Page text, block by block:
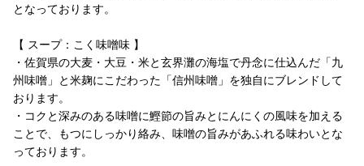
となっております。
【 スープ：こく味噌味 】
・佐賀県の大麦・大豆・米と玄界灘の海塩で丹念に仕込んだ「九
州味噌」と米麹にこだわった「信州味噌」を独自にブレンドして
おります。
・コクと深みのある味噌に鰹節の旨みとにんにくの風味を加える
ことで、もつにしっかり絡み、味噌の旨みがあふれる味わいとな
っております。